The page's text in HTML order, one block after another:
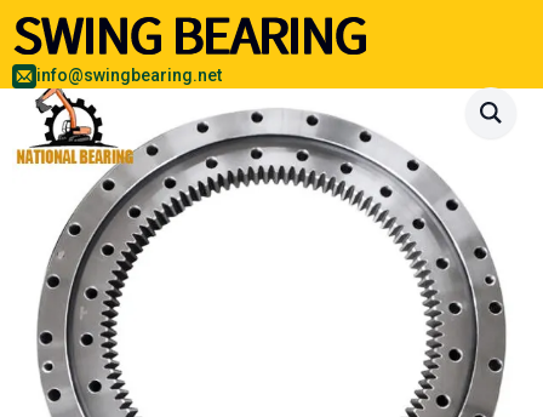
info@swingbearing.net